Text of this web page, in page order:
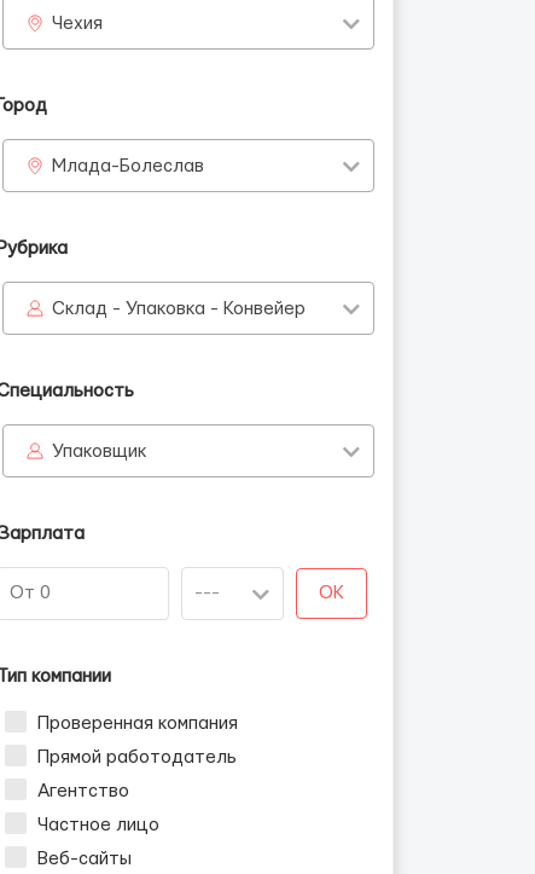
Чехия
Город
Млада-Болеслав
Рубрика
Склад - Упаковка - Конвейер
Упаковщик
OK
компании
Проверенная компания
Прямой работодатель
Агентство
Частное лицо
Веб-сайты